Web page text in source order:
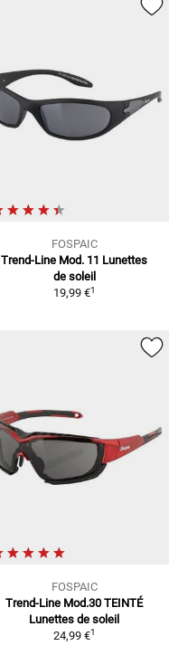
FOSPAIC
Trend-Line Mod. 11 Lunettes
de soleil
19,99 €1
FOSPAIC
Trend-Line Mod.30 TEINTÉ
Lunettes de soleil
24,99 €1